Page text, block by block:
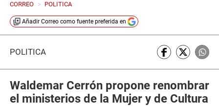
CORREO > POLITICA
Añadir Correo como fuente preferida en
POLÍTICA
Waldemar Cerrón propone renombrar
el ministerios de la Mujer y de Cultura